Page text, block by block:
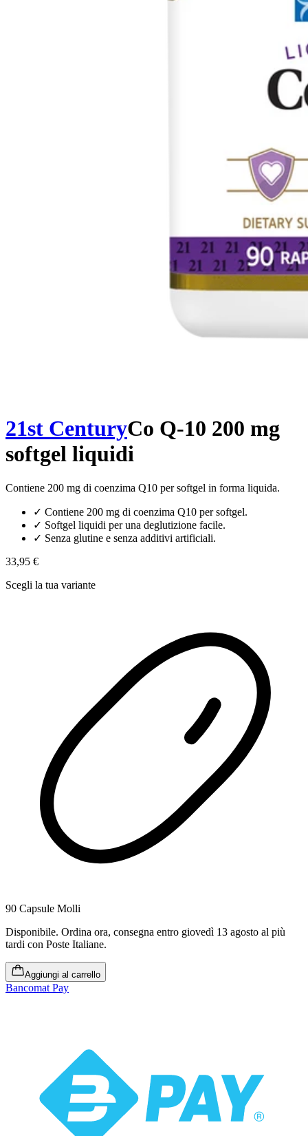
21st CenturyCo Q-10 200 mg
softgel liquidi
Contiene 200 mg di coenzima Q10 per softgel in forma liquida.
✓ Contiene 200 mg di coenzima Q10 per softgel.
✓ Softgel liquidi per una deglutizione facile.
✓ Senza glutine e senza additivi artificiali.
33,95 €
Scegli la tua variante
90 Capsule Molli
Disponibile. Ordina ora, consegna entro giovedì 13 agosto al più
tardi con Poste Italiane.
Aggiungi al carrello
Bancomat Pay